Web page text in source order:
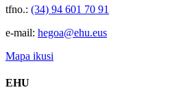
tfno.: (34) 94 601 70 91
e-mail: hegoa@ehu.eus
Mapa ikusi
EHU